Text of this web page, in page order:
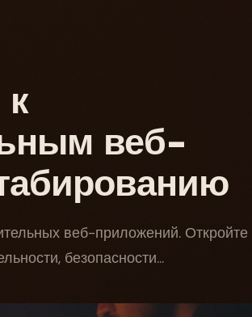
веб-
веб-приложений. Откройте
безопасности...